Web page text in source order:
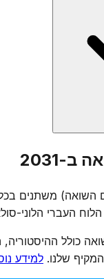
השואה מעידים. אתרי
ליום השואה, אך
אומרות תהילים,
חלק מהקהילות
השואה. הרבנות
2031
השואה) משתנים
העברי הלוני-
כולל
שלנו. למידע